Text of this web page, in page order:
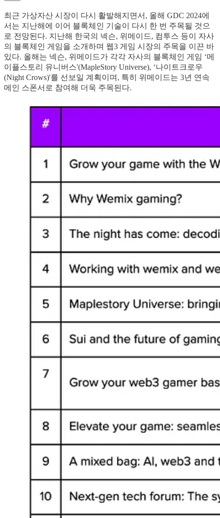
최근 가상자산 시장이 다시 활발해지면서, 올해 GDC 2024에
서는 지난해에 이어 블록체인 기술이 다시 한 번 주목될 것으
로 전망된다. 지난해 한국의 넥슨, 위메이드, 컴투스 등이 자사
의 블록체인 게임을 소개하며 웹3 게임 시장의 주목을 이끈 바
있다. 올해는 넥슨, 위메이드가 각각 자사의 블록체인 게임 ‘메
이플스토리 유니버스'(MapleStory Universe), ‘나이트크로우
(Night Crows)'를 선보일 계획이며, 특히 위메이드는 3년 연속
메인 스폰서로 참여해 더욱 주목된다.